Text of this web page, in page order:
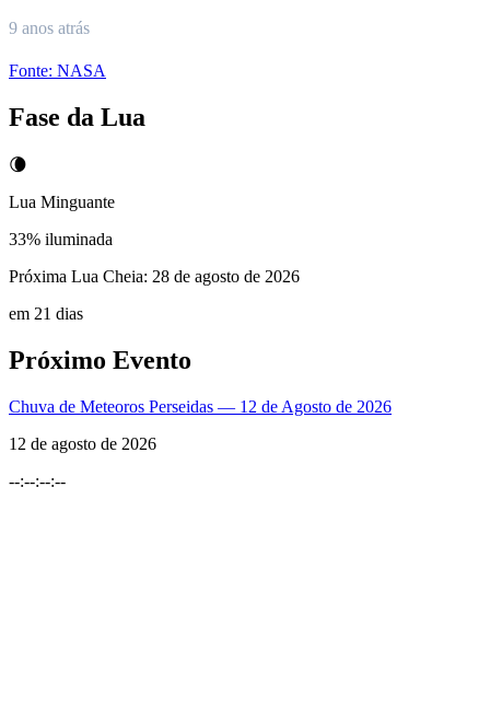
9 anos atrás
Fonte: NASA
Fase da Lua
🌘
Lua Minguante
33% iluminada
Próxima Lua Cheia: 28 de agosto de 2026
em 21 dias
Próximo Evento
Chuva de Meteoros Perseidas — 12 de Agosto de 2026
12 de agosto de 2026
--:--:--:--